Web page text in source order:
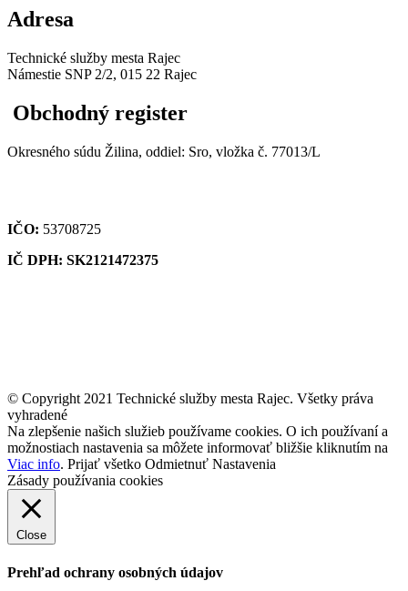
Adresa
Technické služby mesta Rajec
Námestie SNP 2/2, 015 22 Rajec
Obchodný register
Okresného súdu Žilina, oddiel: Sro, vložka č. 77013/L
IČO: 53708725
IČ DPH: SK2121472375
© Copyright 2021 Technické služby mesta Rajec. Všetky práva
vyhradené
Na zlepšenie našich služieb používame cookies. O ich používaní a
možnostiach nastavenia sa môžete informovať bližšie kliknutím na
Viac info. Prijať všetko Odmietnuť Nastavenia
Zásady používania cookies
Close
Prehľad ochrany osobných údajov